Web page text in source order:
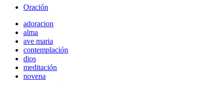
Oración
adoracion
alma
ave maria
contemplación
dios
meditación
novena